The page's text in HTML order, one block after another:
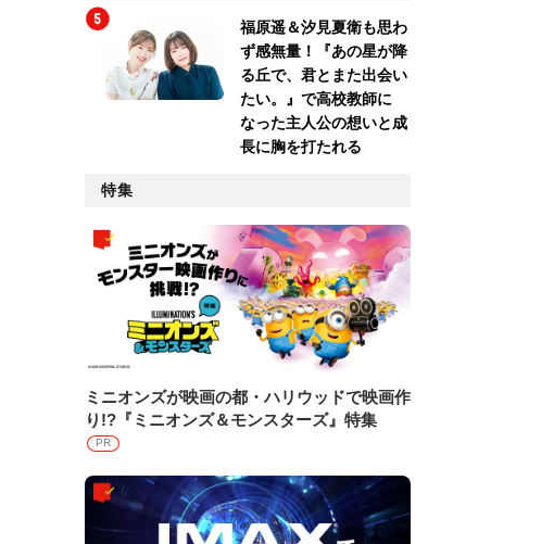
福原遥＆汐見夏衛も思わ
ず感無量！『あの星が降
る丘で、君とまた出会い
たい。』で高校教師に
なった主人公の想いと成
長に胸を打たれる
特集
ミニオンズが映画の都・ハリウッドで映画作
り!?『ミニオンズ＆モンスターズ』特集
PR